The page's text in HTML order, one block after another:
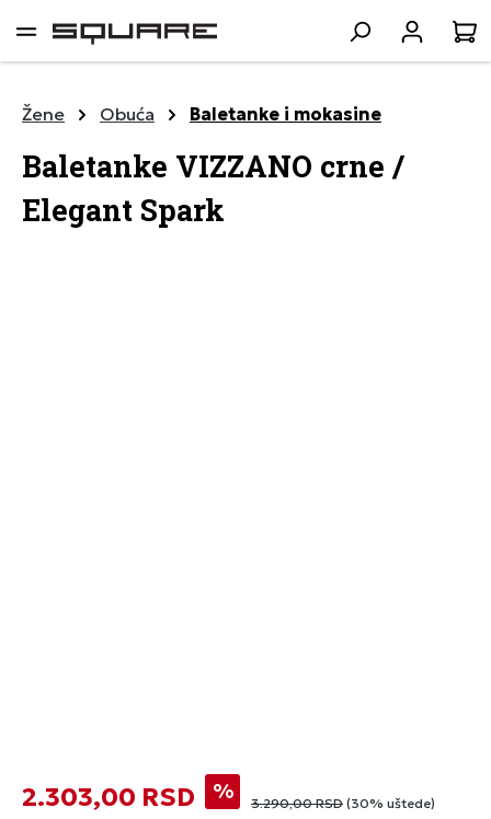
sadržaj
Žene Obuća Baletanke i mokasine
Baletanke VIZZANO crne /
Elegant Spark
2.303,00 RSD % 3.290,00 RSD (30% uštede)